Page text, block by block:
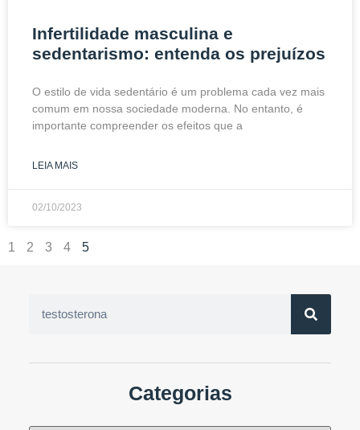
Infertilidade masculina e
sedentarismo: entenda os prejuízos
O estilo de vida sedentário é um problema cada vez mais
comum em nossa sociedade moderna. No entanto, é
importante compreender os efeitos que a
LEIA MAIS
02/10/2023
1 2 3 4 5
Categorias